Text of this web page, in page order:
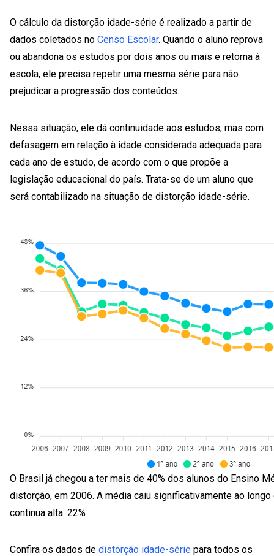
O cálculo da distorção idade-série é realizado a partir de
dados coletados no Censo Escolar. Quando o aluno reprova
ou abandona os estudos por dois anos ou mais e retorna à
escola, ele precisa repetir uma mesma série para não
prejudicar a progressão dos conteúdos.
Nessa situação, ele dá continuidade aos estudos, mas com
defasagem em relação à idade considerada adequada para
cada ano de estudo, de acordo com o que propõe a
legislação educacional do país. Trata-se de um aluno que
será contabilizado na situação de distorção idade-série.
O Brasil já chegou a ter mais de 40% dos alunos do Ensino
distorção, em 2006. A média caiu significativamente ao longo
continua alta: 22%
Confira os dados de distorção idade-série para todos os